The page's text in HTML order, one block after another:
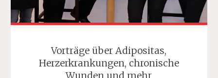
Vorträge über Adipositas,
Herzerkrankungen, chronische
Wunden und mehr